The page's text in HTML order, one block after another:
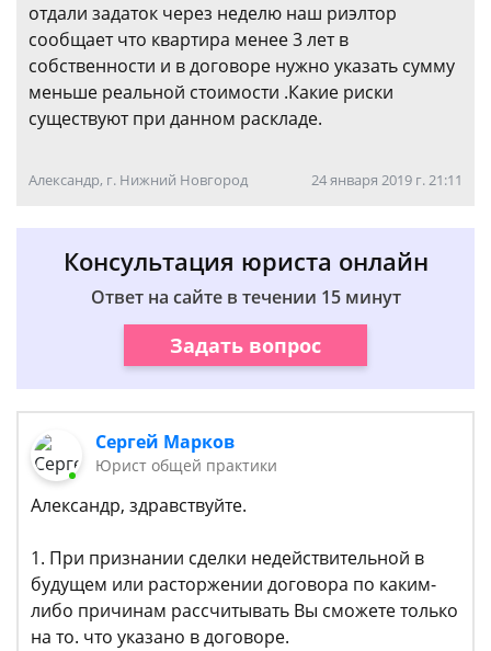
отдали задаток через неделю наш риэлтор
сообщает что квартира менее 3 лет в
собственности и в договоре нужно указать сумму
меньше реальной стоимости .Какие риски
существуют при данном раскладе.
Александр, г. Нижний Новгород 24 января 2019 г. 21:11
Консультация юриста онлайн
Ответ на сайте в течении 15 минут
Задать вопрос
Сергей Марков
Юрист общей практики
Александр, здравствуйте.
1. При признании сделки недействительной в
будущем или расторжении договора по каким-
либо причинам рассчитывать Вы сможете только
на то. что указано в договоре.